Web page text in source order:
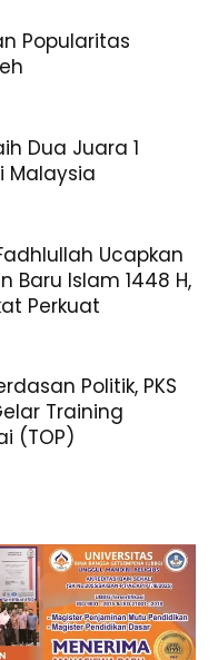
Popularitas
Dua Juara 1
Malaysia
Ucapkan
Baru Islam 1448 H,
Perkuat
Politik, PKS
Training
(TOP)